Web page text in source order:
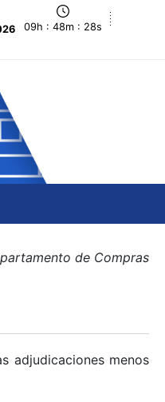
09h : 48m : 28s
de Compras
adjudicaciones menos